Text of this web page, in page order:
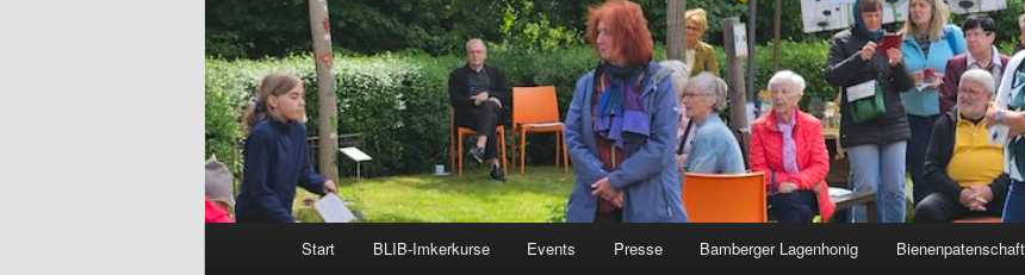
Start BLIB-Imkerkurse Events Presse Bamberger Lagenhonig